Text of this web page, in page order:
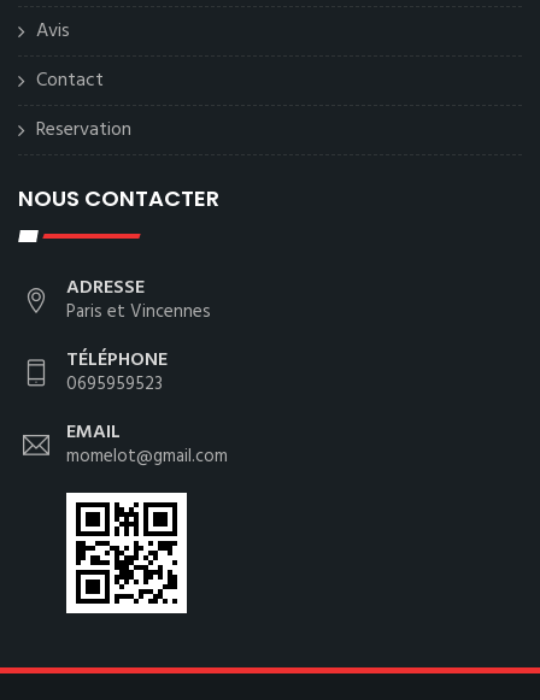
Avis
Contact
Reservation
NOUS CONTACTER
ADRESSE
Paris et Vincennes
TÉLÉPHONE
0695959523
EMAIL
momelot@gmail.com